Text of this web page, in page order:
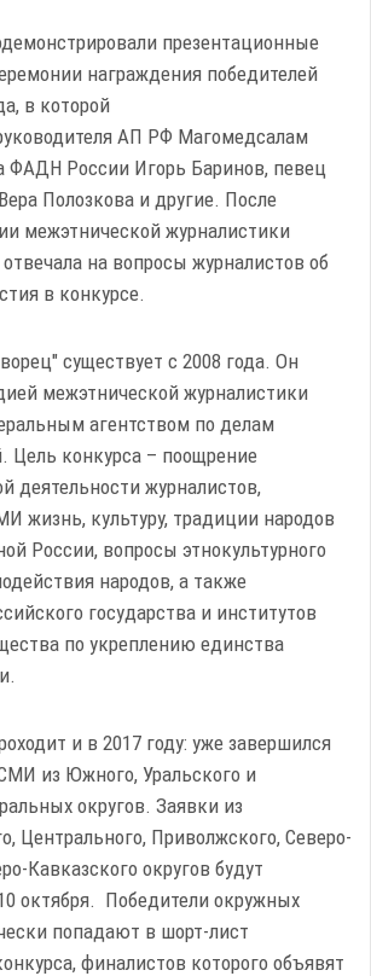
презентационные
награждения победителей
в которой
АП РФ Магомедсалам
ФАДН России Игорь Баринов, певец
Полозкова и другие. После
межэтнической журналистики
на вопросы журналистов об
в конкурсе.
существует с 2008 года. Он
межэтнической журналистики
агентством по делам
Цель конкурса – поощрение
деятельности журналистов,
жизнь, культуру, традиции народов
России, вопросы этнокультурного
народов, а также
государства и институтов
по укреплению единства
и в 2017 году: уже завершился
из Южного, Уральского и
округов. Заявки из
Центрального, Приволжского, Северо-
Кавказского округов будут
октября. Победители окружных
попадают в шорт-лист
финалистов которого объявят